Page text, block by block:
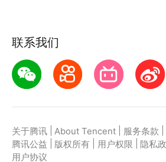
联系我们
关于腾讯 About Tencent 服务条款
腾讯公益
版权所有 用户权限 隐私
用户协议